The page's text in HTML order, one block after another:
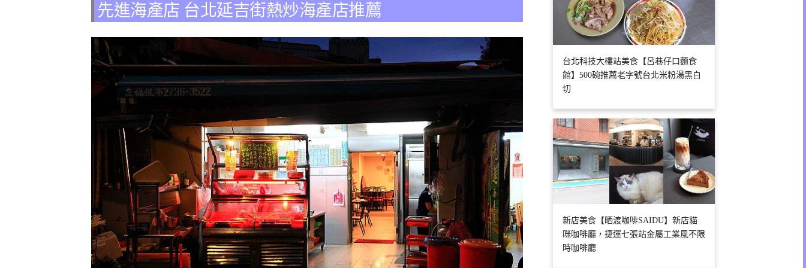
先進海產店 台北延吉街熱炒海產店推薦
台北科技大樓站美食【呂巷仔口麵食
館】500碗推薦老字號台北米粉湯黑白
切
新店美食【晒渡咖啡SAIDU】新店貓
咪咖啡廳，捷運七張站金屬工業風不限
時咖啡廳